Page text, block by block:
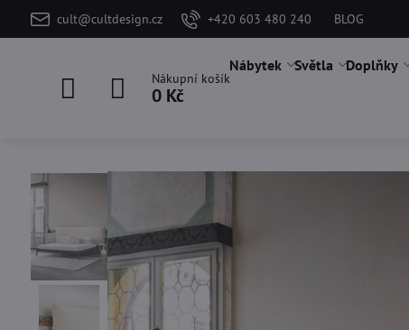
cult@cultdesign.cz +420 603 480 240 BLOG
Nákupní košík
0 Kč
Nábytek Světla Doplňky